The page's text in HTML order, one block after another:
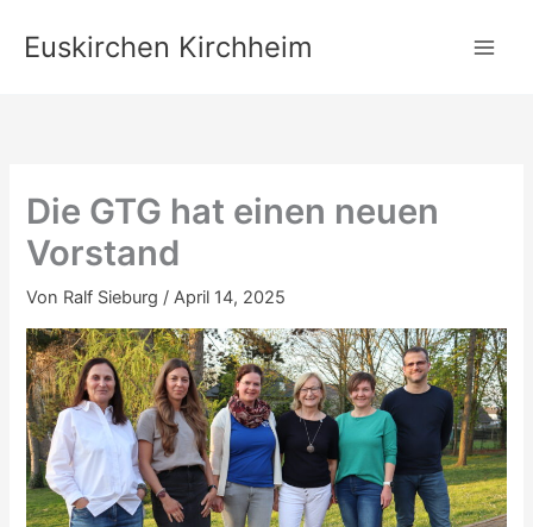
InhaltEuskirchen Kirchheim
Die GTG hat einen neuen
Vorstand
Von Ralf Sieburg /April 14, 2025